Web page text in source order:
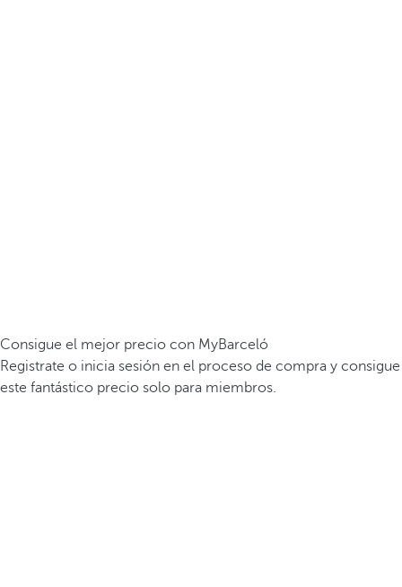
Consigue el mejor precio con MyBarceló
Registrate o inicia sesión en el proceso de compra y consigue
este fantástico precio solo para miembros.